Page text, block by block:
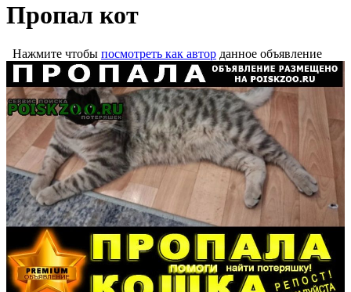
Пропал кот
Нажмите чтобы посмотреть как автор данное объявление